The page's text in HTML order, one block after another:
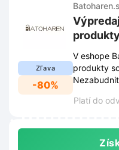
Zľava
-80%
V eshope
produkty
Platí do